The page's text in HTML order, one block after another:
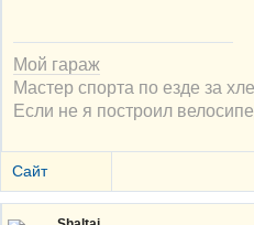
Мой гараж
Мастер спорта по езде за
Если не я построил
Сайт